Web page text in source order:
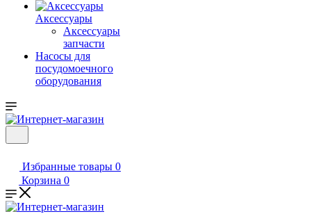
Аксессуары
Аксессуары
запчасти
Насосы для
посудомоечного
оборудования
Избранные товары 0
Корзина 0